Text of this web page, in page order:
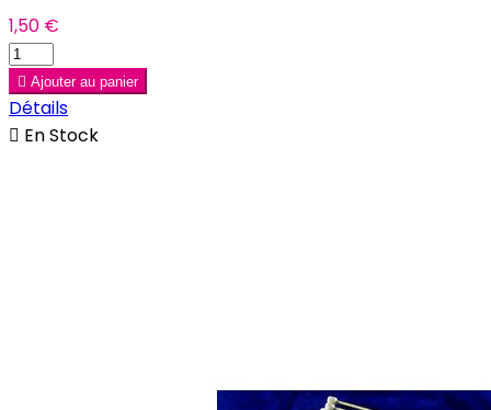
1,50 €
 Ajouter au panier
Détails
 En Stock